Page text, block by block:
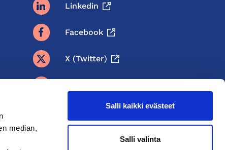
median,
Salli kaikki evästeet
Salli valinta
Linkedin
Facebook
X (twitter)